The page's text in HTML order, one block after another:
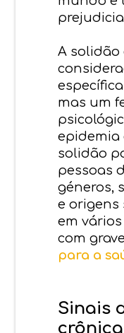
A solidão
mas um
epidemia
solidão
pessoas
géneros,
e origens
em
com
para a
Sinais
crônica